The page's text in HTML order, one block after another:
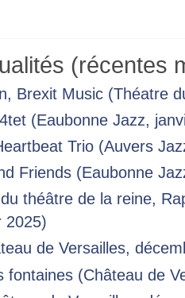
(récentes
Brexit Music (Théatre
(Eaubonne Jazz,
Trio (Auvers
Friends (Eaubonne
théâtre de la reine,
2025)
de Versailles,
fontaines (Château de